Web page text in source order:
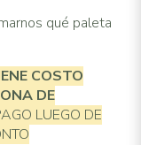
qué paleta
COSTO
DE
LUEGO DE